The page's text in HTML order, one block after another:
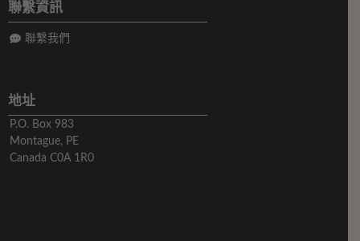
聯繫資訊
聯繫我們
地址
P.O. Box 983
Montague, PE
Canada C0A 1R0